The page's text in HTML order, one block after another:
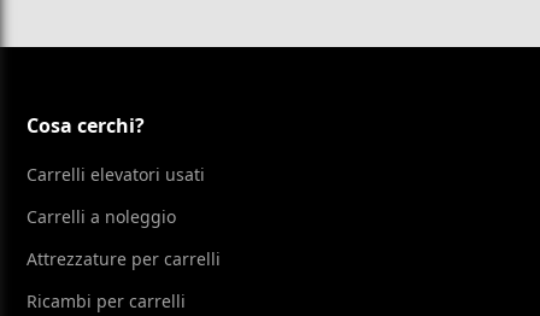
Cosa cerchi?
Carrelli elevatori usati
Carrelli a noleggio
Attrezzature per carrelli
Ricambi per carrelli